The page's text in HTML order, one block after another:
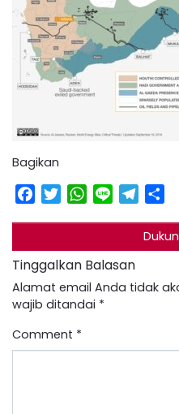
Bagikan
Facebook
TwitterWhatsApp
Line
Tinggalkan Balasan
Alamat email Anda tidak
wajib ditandai *
Comment *